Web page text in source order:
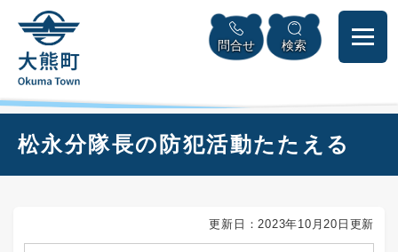
頭
メニューを飛ばして本文へ
問合せ 検索
松永分隊長の防犯活動たたえる
更新日：2023年10月20日更新